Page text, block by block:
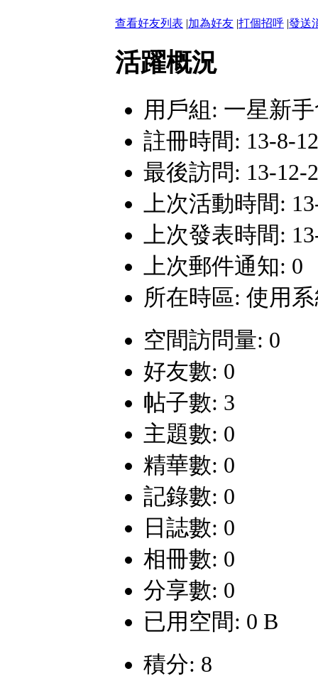
查看好友列表 |加為好友 |打個招呼 |發送
活躍概況
用戶組: 一星新
註冊時間: 13-8-
最後訪問: 13-12-
上次活動時間:
上次發表時間:
上次郵件通知: 0
所在時區: 使用
空間訪問量: 0
好友數: 0
帖子數: 3
主題數: 0
精華數: 0
記錄數: 0
日誌數: 0
相冊數: 0
分享數: 0
已用空間: 0 B
積分: 8